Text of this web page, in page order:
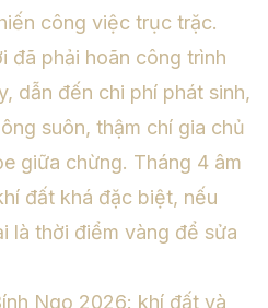
công việc trục trặc.
đã phải hoãn công trình
dẫn đến chi phí phát sinh,
suôn, thậm chí gia chủ
giữa chừng. Tháng 4 âm
đất khá đặc biệt, nếu
là thời điểm vàng để sửa
Ngọ 2026: khí đất và